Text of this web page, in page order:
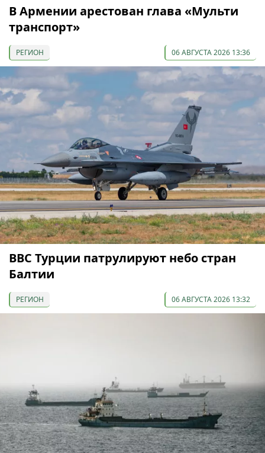
В Армении арестован глава «Мульти
транспорт»
РЕГИОН 06 АВГУСТА 2026 13:36
ВВС Турции патрулируют небо стран
Балтии
РЕГИОН 06 АВГУСТА 2026 13:32